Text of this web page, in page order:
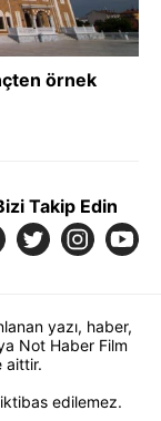
örnek
Takip Edin
yazı, haber,
Not Haber Film
aittir.
edilemez.